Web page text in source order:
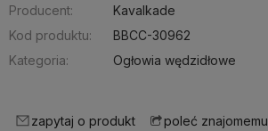
Producent:
Kavalkade
Kod produktu:
BBCC-30962
Kategoria:
Ogłowia wędzidłowe
zapytaj o produkt poleć znajomemu